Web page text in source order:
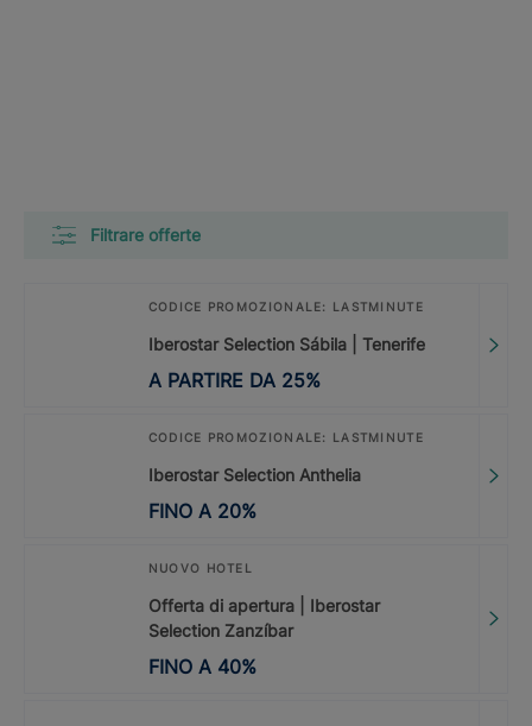
Filtrare offerte
CODICE PROMOZIONALE: LASTMINUTE
Iberostar Selection Sábila | Tenerife
A PARTIRE DA 25%
CODICE PROMOZIONALE: LASTMINUTE
Iberostar Selection Anthelia
FINO A 20%
NUOVO HOTEL
Offerta di apertura | Iberostar
Selection Zanzíbar
FINO A 40%